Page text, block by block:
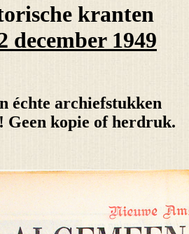
kranten
december 1949
échte archiefstukken
! Geen kopie of herdruk.